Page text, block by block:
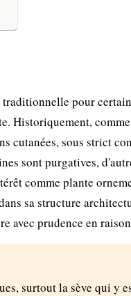
pour
Historiquement,
cutanées, sous strict
sont purgatives,
comme plante
sa structure
avec prudence en
surtout la sève qui y